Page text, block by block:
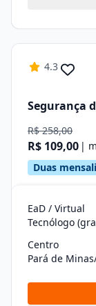
4.3
Segurança
R$ 258,00
R$ 109,00 |
Duas
EaD / Virtual
Tecnólogo
Centro
Pará de